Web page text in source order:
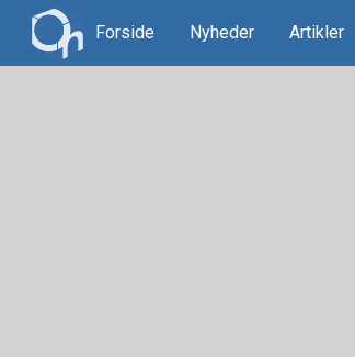
Forside Nyheder Artikler